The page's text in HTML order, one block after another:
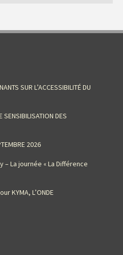
SUR L’ACCESSIBILITÉ DU
SENSIBILISATION DES
2026
La journée « La Différence
KYMA, L’ONDE